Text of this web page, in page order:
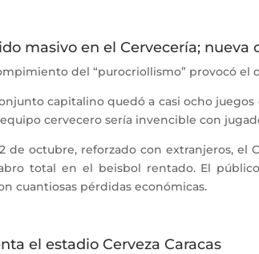
masivo en el Cervecería; nueva
del “purocriollismo” provocó el
capitalino quedó a casi ocho
cervecero sería invencible con
de octubre, reforzado con extranjeros, el
total en el beisbol rentado. El
cuantiosas pérdidas económicas.
el estadio Cerveza Caracas